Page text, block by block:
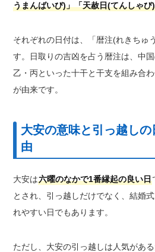
うまんばいび)」「天赦日(てんしゃび
それぞれの日付は、「暦注(れきちゅ
す。日取りの吉凶を占う暦注は、中
乙・丙といった十干と干支を組み合
が由来です。
大安の意味と引っ越し
由
大安は六曜のなかで1番縁起の良い日
とされ、引っ越しだけでなく、結婚
れやすい日でもあります。
ただし、大安の引っ越しは人気があ